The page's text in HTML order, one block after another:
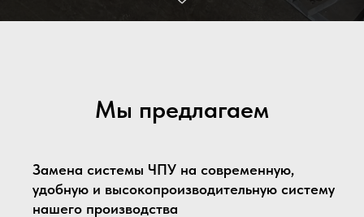
Мы предлагаем
Замена системы ЧПУ на современную,
удобную и высокопроизводительную систему
нашего производства